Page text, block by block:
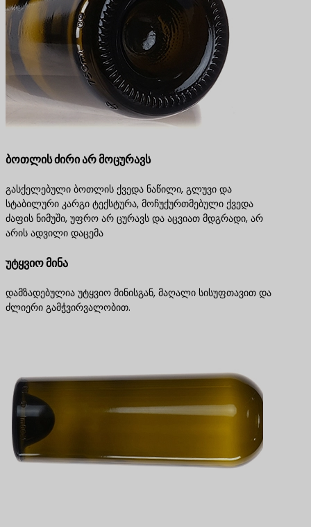
ბოთლის ძირი არ მოცურავს
გასქელებული ბოთლის ქვედა ნაწილი, გლუვი და
სტაბილური კარგი ტექსტურა, მოჩუქურთმებული ქვედა
ძაფის ნიმუში, უფრო არ ცურავს და აცვიათ მდგრადი, არ
არის ადვილი დაცემა
უტყვიო მინა
დამზადებულია უტყვიო მინისგან, მაღალი სისუფთავით და
ძლიერი გამჭვირვალობით.